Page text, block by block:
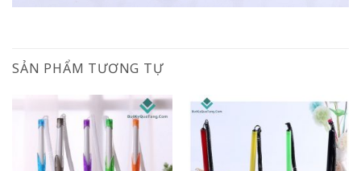
SẢN PHẨM TƯƠNG TỰ